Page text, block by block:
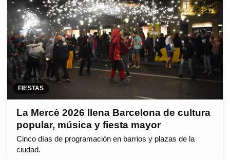
FIESTAS
La Mercè 2026 llena Barcelona de cultura
popular, música y fiesta mayor
Cinco días de programación en barrios y plazas de la
ciudad.